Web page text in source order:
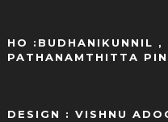
HO :BUDHANIKUNNIL ,
PATHANAMTHITTA
DESIGN : VISHNU